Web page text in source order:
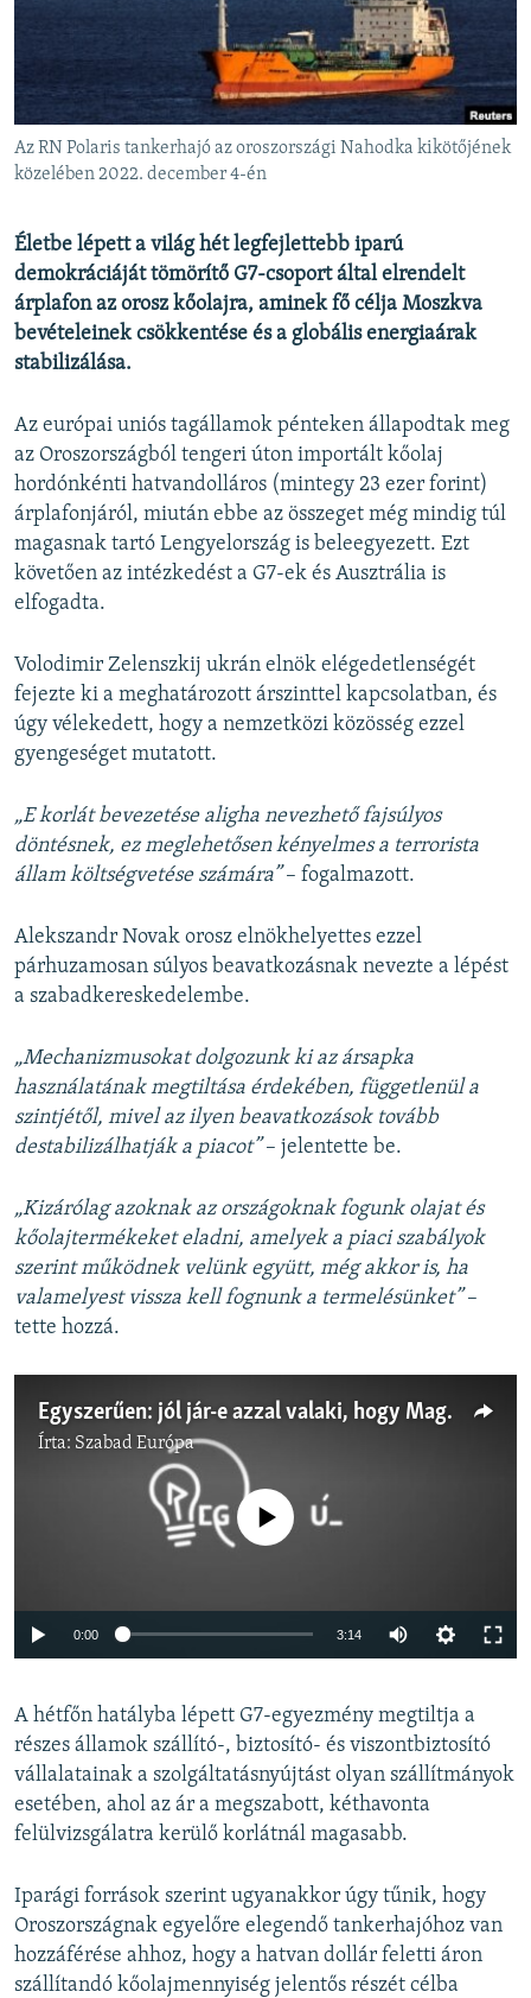
KLÍMAVÁLTOZÁS
A MÚLT TANULSÁGAI
Valamennyi RFE/RL weboldal
Az RN Polaris tankerhajó az oroszországi Nahodka kikötőjének
közelében 2022. december 4-én
Életbe lépett a világ hét legfejlettebb iparú
demokráciáját tömörítő G7-csoport által elrendelt
árplafon az orosz kőolajra, aminek fő célja Moszkva
bevételeinek csökkentése és a globális energiaárak
stabilizálása.
Az európai uniós tagállamok pénteken állapodtak meg
az Oroszországból tengeri úton importált kőolaj
hordónkénti hatvandolláros (mintegy 23 ezer forint)
árplafonjáról, miután ebbe az összeget még mindig túl
magasnak tartó Lengyelország is beleegyezett. Ezt
követően az intézkedést a G7-ek és Ausztrália is
elfogadta.
Volodimir Zelenszkij ukrán elnök elégedetlenségét
fejezte ki a meghatározott árszinttel kapcsolatban, és
úgy vélekedett, hogy a nemzetközi közösség ezzel
gyengeséget mutatott.
„E korlát bevezetése aligha nevezhető fajsúlyos
döntésnek, ez meglehetősen kényelmes a terrorista
állam költségvetése számára”– fogalmazott.
Alekszandr Novak orosz elnökhelyettes ezzel
párhuzamosan súlyos beavatkozásnak nevezte a lépést
a szabadkereskedelembe.
„Mechanizmusokat dolgozunk ki az ársapka
használatának megtiltása érdekében, függetlenül a
szintjétől, mivel az ilyen beavatkozások tovább
destabilizálhatják a piacot”– jelentette be.
„Kizárólag azoknak az országoknak fogunk olajat és
kőolajtermékeket eladni, amelyek a piaci szabályok
szerint működnek velünk együtt, még akkor is, ha
valamelyest vissza kell fognunk a termelésünket”–
tette hozzá.
Egyszerűen: jól jár-e azzal valaki, hogy Magyarország kimarad az olajembargóból?
Írta: Szabad Európa
Auto 240p 360p 480p
720p 1080p
Jelenleg nincs elérhető tartalom
0:00 3:14
360p
480p
720p
1080p
A hétfőn hatályba lépett G7-egyezmény megtiltja a
részes államok szállító-, biztosító- és viszontbiztosító
vállalatainak a szolgáltatásnyújtást olyan szállítmányok
esetében, ahol az ár a megszabott, kéthavonta
felülvizsgálatra kerülő korlátnál magasabb.
Iparági források szerint ugyanakkor úgy tűnik, hogy
Oroszországnak egyelőre elegendő tankerhajóhoz van
hozzáférése ahhoz, hogy a hatvan dollár feletti áron
szállítandó kőolajmennyiség jelentős részét célba